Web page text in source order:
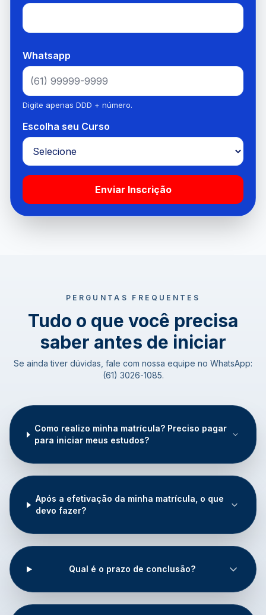
Whatsapp
Digite apenas DDD + número.
Escolha seu Curso
Enviar Inscrição
PERGUNTAS FREQUENTES
Tudo o que você precisa
saber antes de iniciar
Se ainda tiver dúvidas, fale com nossa equipe no WhatsApp:
(61) 3026-1085.
Como realizo minha matrícula? Preciso pagar
para iniciar meus estudos?
Após a efetivação da minha matrícula, o que
devo fazer?
Qual é o prazo de conclusão?